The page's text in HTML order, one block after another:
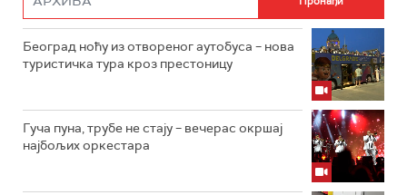
Београд ноћу из отвореног аутобуса – нова
туристичка тура кроз престоницу
Гуча пуна, трубе не стају – вечерас окршај
најбољих оркестара